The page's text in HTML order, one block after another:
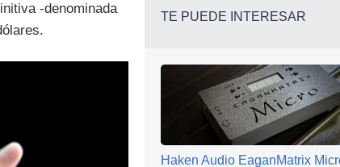
-denominada
TE PUEDE INTERESAR
Haken Audio EaganMatrix